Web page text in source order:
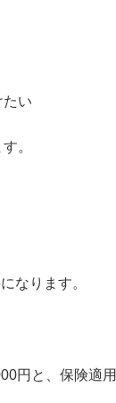
たい
。
なります。
円と、保険適